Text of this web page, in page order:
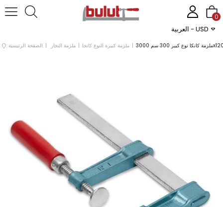
العربية - USD
0
الصفحة الرئيسية ملزمة النجار ملزمة كبيرة النوع كانجا